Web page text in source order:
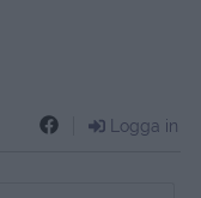
Logga in